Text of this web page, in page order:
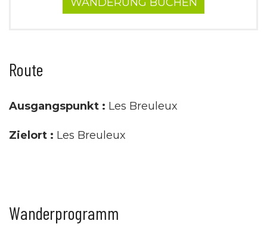
Route
Ausgangspunkt : Les Breuleux
Zielort : Les Breuleux
Wanderprogramm